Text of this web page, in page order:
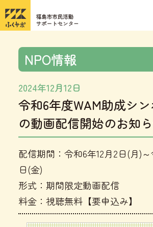
NPO情報
2024年12月12日
令和6年度WAM助成シ
の動画配信開始のお知
配信期間：令和6年12月2日(月)～
日(金)
形式：期間限定動画配信
料金：視聴無料【要申込み】